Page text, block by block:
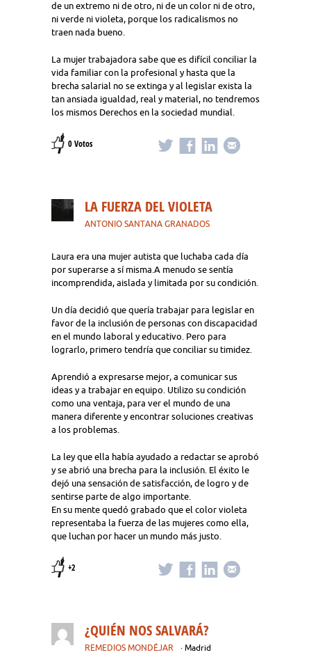
de un extremo ni de otro, ni de un color ni de otro,
ni verde ni violeta, porque los radicalismos no
traen nada bueno.
La mujer trabajadora sabe que es difícil conciliar la
vida familiar con la profesional y hasta que la
brecha salarial no se extinga y al legislar exista la
tan ansiada igualdad, real y material, no tendremos
los mismos Derechos en la sociedad mundial.
0 Votos
LA FUERZA DEL VIOLETA
ANTONIO SANTANA GRANADOS
Laura era una mujer autista que luchaba cada día
por superarse a sí misma.A menudo se sentía
incomprendida, aislada y limitada por su condición.
Un día decidió que quería trabajar para legislar en
favor de la inclusión de personas con discapacidad
en el mundo laboral y educativo. Pero para
lograrlo, primero tendría que conciliar su timidez.
Aprendió a expresarse mejor, a comunicar sus
ideas y a trabajar en equipo. Utilizo su condición
como una ventaja, para ver el mundo de una
manera diferente y encontrar soluciones creativas
a los problemas.
La ley que ella había ayudado a redactar se aprobó
y se abrió una brecha para la inclusión. El éxito le
dejó una sensación de satisfacción, de logro y de
sentirse parte de algo importante.
En su mente quedó grabado que el color violeta
representaba la fuerza de las mujeres como ella,
que luchan por hacer un mundo más justo.
+2
¿QUIÉN NOS SALVARÁ?
REMEDIOS MONDÉJAR · Madrid